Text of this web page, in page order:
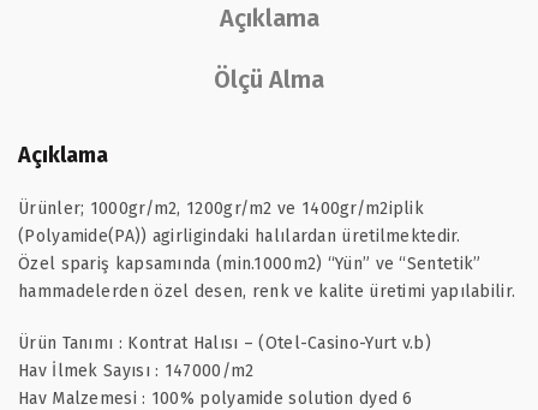
Açıklama
Ölçü Alma
Açıklama
Ürünler; 1000gr/m2, 1200gr/m2 ve 1400gr/m2iplik
(Polyamide(PA)) agirligindaki halılardan üretilmektedir.
Özel spariş kapsamında (min.1000m2) “Yün” ve “Sentetik”
hammadelerden özel desen, renk ve kalite üretimi yapılabilir.
Ürün Tanımı : Kontrat Halısı – (Otel-Casino-Yurt v.b)
Hav İlmek Sayısı : 147000/m2
Hav Malzemesi : 100% polyamide solution dyed 6